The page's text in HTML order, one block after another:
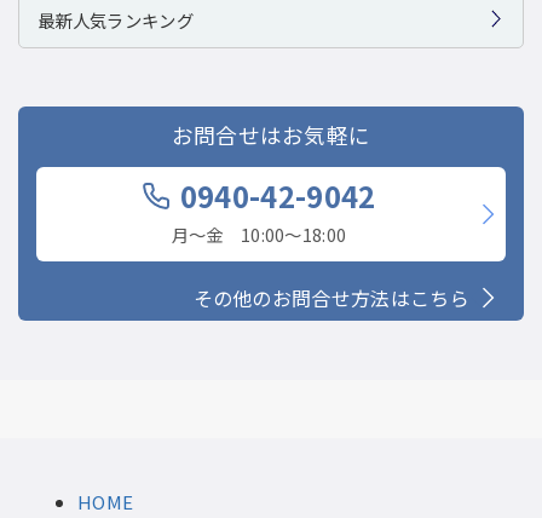
最新人気ランキング
お問合せはお気軽に
0940-42-9042
月〜金 10:00〜18:00
その他のお問合せ方法はこちら
HOME